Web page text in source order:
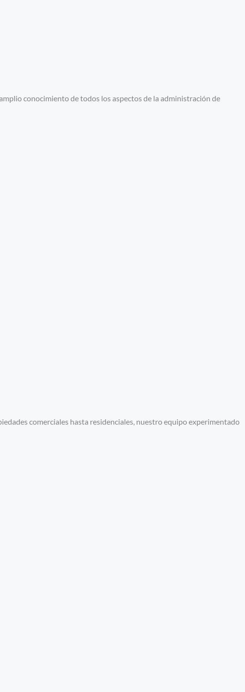
conocimiento de todos los aspectos de la administración de
comerciales hasta residenciales, nuestro equipo experimentado